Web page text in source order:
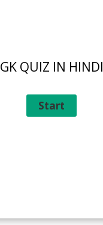
GK QUIZ IN HINDI